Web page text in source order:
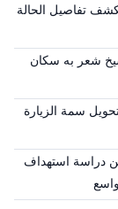
تكشف تفاصيل الحالة
الشيخ شعر به سكان
سمة الزيارة
دراسة استهداف